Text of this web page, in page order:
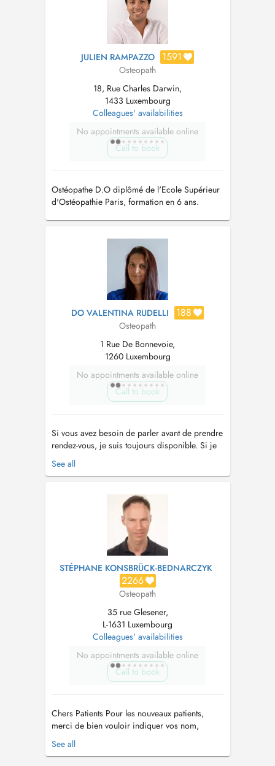
JULIEN RAMPAZZO 1591
Osteopath
18, Rue Charles Darwin,
1433 Luxembourg
Colleagues' availabilities
No appointments available online
Call to book
Ostéopathe D.O diplômé de l'Ecole Supérieur
d'Ostéopathie Paris, formation en 6 ans.
DO VALENTINA RUDELLI 188
Osteopath
1 Rue De Bonnevoie,
1260 Luxembourg
No appointments available online
Call to book
Si vous avez besoin de parler avant de prendre
rendez-vous, je suis toujours disponible. Si je
me trouve dans l'impossibilité de vous
répondre, je vous rappellerai dans les plus
osteopatia.rudelli@gmail.com
www.ilgiardinodeitalenti.eu Je me présente, je
See all
STÉPHANE KONSBRÜCK-BEDNARCZYK
2266
Osteopath
35 rue Glesener,
L-1631 Luxembourg
Colleagues' availabilities
No appointments available online
Call to book
Chers Patients Pour les nouveaux patients,
merci de bien vouloir indiquer vos nom,
prénom, numéro de matricule et adresse lors
de votre prise de rdv Les rendez-vous non
See all